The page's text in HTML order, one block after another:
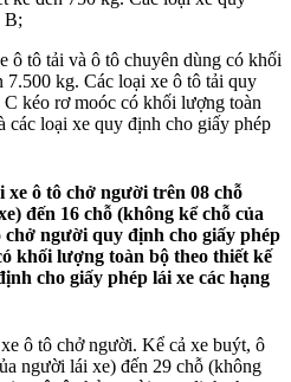
B;
ô tô tải và ô tô chuyên dùng có khối
7.500 kg. Các loại xe ô tô tải quy
kéo rơ moóc có khối lượng toàn
các loại xe quy định cho giấy phép
xe ô tô chở người trên 08 chỗ
đến 16 chỗ (không kể chỗ của
chở người quy định cho giấy phép
khối lượng toàn bộ theo thiết kế
cho giấy phép lái xe các hạng
ô tô chở người. Kể cả xe buýt, ô
người lái xe) đến 29 chỗ (không